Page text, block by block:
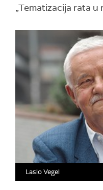
„Tematizacija rata u
Laslo Vegel